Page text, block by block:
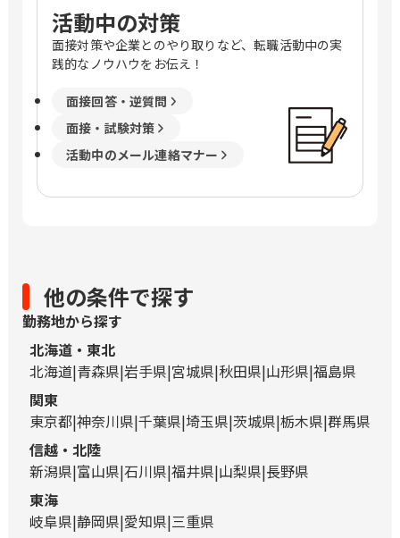
活動中の対策
面接対策や企業とのやり取りなど、転職活動中の実
践的なノウハウをお伝え！
面接回答・逆質問
面接・試験対策
活動中のメール連絡マナー
他の条件で探す
勤務地から探す
北海道・東北
北海道 青森県 岩手県 宮城県 秋田県 山形県 福島県
関東
東京都 神奈川県 千葉県 埼玉県 茨城県 栃木県 群馬県
信越・北陸
新潟県 富山県 石川県 福井県 山梨県 長野県
東海
岐阜県 静岡県 愛知県 三重県